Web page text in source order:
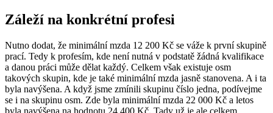
Záleží na konkrétní profesi
Nutno dodat, že minimální mzda 12 200 Kč se váže k první skupině
prací. Tedy k profesím, kde není nutná v podstatě žádná kvalifikace
a danou práci může dělat každý. Celkem však existuje osm
takových skupin, kde je také minimální mzda jasně stanovena. A i ta
byla navýšena. A když jsme zmínili skupinu číslo jedna, podívejme
se i na skupinu osm. Zde byla minimální mzda 22 000 Kč a letos
byla navýšena na hodnotu 24 400 Kč. Tady už je ale celkem